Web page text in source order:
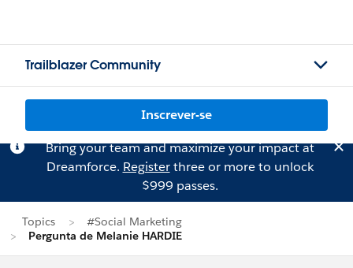
Trailblazer Community
Inscrever-se
Bring your team and maximize your impact at
Dreamforce. Registerthree or more to unlock
$999 passes.
Topics
#Social Marketing
Pergunta de Melanie HARDIE